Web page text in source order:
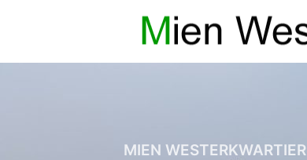
inhoud
MIEN WESTERKWARTIER